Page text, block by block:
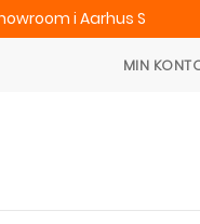
i Aarhus S
MIN